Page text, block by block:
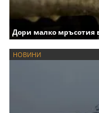
Дори малко мръсотия
НОВИНИ